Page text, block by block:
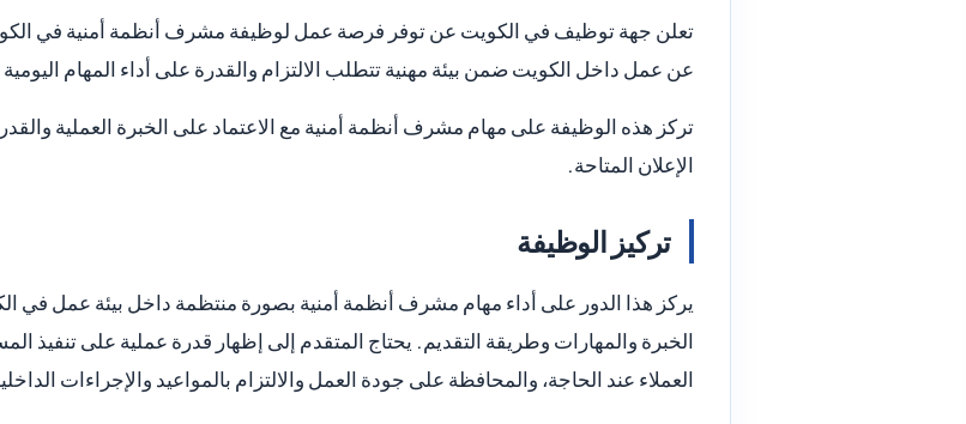
تعلن جهة توظيف في الكويت عن توفر فرصة عمل لوظيفة مشرف أنظمة أمنية في
عن عمل داخل الكويت ضمن بيئة مهنية تتطلب الالتزام والقدرة على أداء المهام اليومية
تركز هذه الوظيفة على مهام مشرف أنظمة أمنية مع الاعتماد على الخبرة العملية
الإعلان المتاحة.
تركيز الوظيفة
يركز هذا الدور على أداء مهام مشرف أنظمة أمنية بصورة منتظمة داخل بيئة عمل في
الخبرة والمهارات وطريقة التقديم. يحتاج المتقدم إلى إظهار قدرة عملية على تنفيذ
العملاء عند الحاجة، والمحافظة على جودة العمل والالتزام بالمواعيد والإجراءات